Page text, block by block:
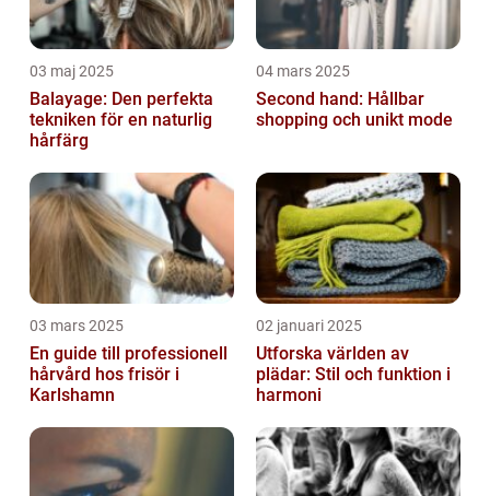
03 maj 2025
Balayage: Den perfekta
tekniken för en naturlig
hårfärg
04 mars 2025
Second hand: Hållbar
shopping och unikt mode
03 mars 2025
En guide till professionell
hårvård hos frisör i
Karlshamn
02 januari 2025
Utforska världen av
plädar: Stil och funktion i
harmoni